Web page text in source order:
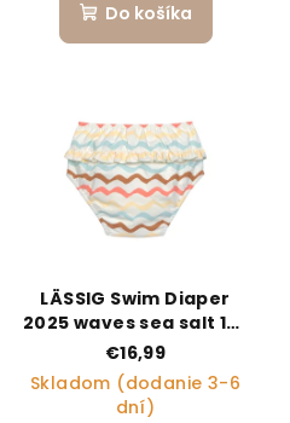
Do košíka
LÄSSIG Swim Diaper
2025 waves sea salt 19-
24 mo.
€16,99
Skladom (dodanie 3-6
dní)